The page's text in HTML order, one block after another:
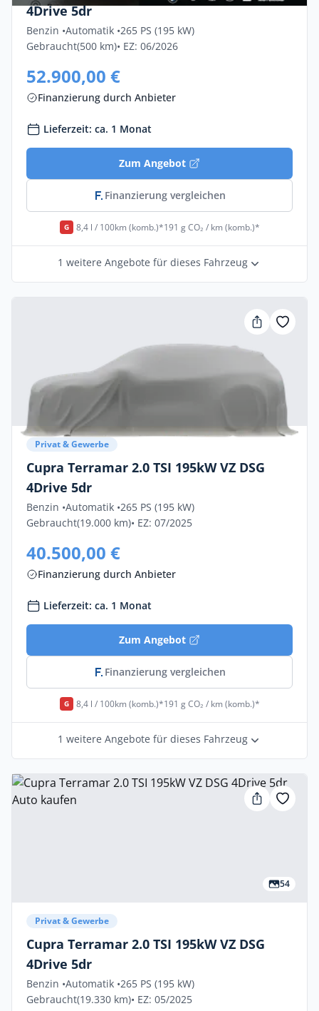
4Drive 5dr
Benzin •Automatik •265 PS (195 kW)
Gebraucht(500 km)• EZ: 06/2026
52.900,00 €
Finanzierung durch Anbieter
Lieferzeit: ca. 1 Monat
Zum Angebot
Finanzierung vergleichen
G 8,4 l / 100km (komb.)*191 g CO₂ / km (komb.)*
1 weitere Angebote für dieses Fahrzeug
Privat & Gewerbe
Cupra Terramar 2.0 TSI 195kW VZ DSG
4Drive 5dr
Benzin •Automatik •265 PS (195 kW)
Gebraucht(19.000 km)• EZ: 07/2025
40.500,00 €
Finanzierung durch Anbieter
Lieferzeit: ca. 1 Monat
Zum Angebot
Finanzierung vergleichen
G 8,4 l / 100km (komb.)*191 g CO₂ / km (komb.)*
1 weitere Angebote für dieses Fahrzeug
54
Privat & Gewerbe
Cupra Terramar 2.0 TSI 195kW VZ DSG
4Drive 5dr
Benzin •Automatik •265 PS (195 kW)
Gebraucht(19.330 km)• EZ: 05/2025